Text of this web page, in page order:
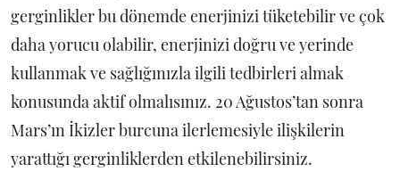
gerginlikler bu dönemde enerjinizi tüketebilir ve çok
daha yorucu olabilir, enerjinizi doğru ve yerinde
kullanmak ve sağlığınızla ilgili tedbirleri almak
konusunda aktif olmalısınız. 20 Ağustos’tan sonra
Mars’ın İkizler burcuna ilerlemesiyle ilişkilerin
yarattığı gerginliklerden etkilenebilirsiniz.